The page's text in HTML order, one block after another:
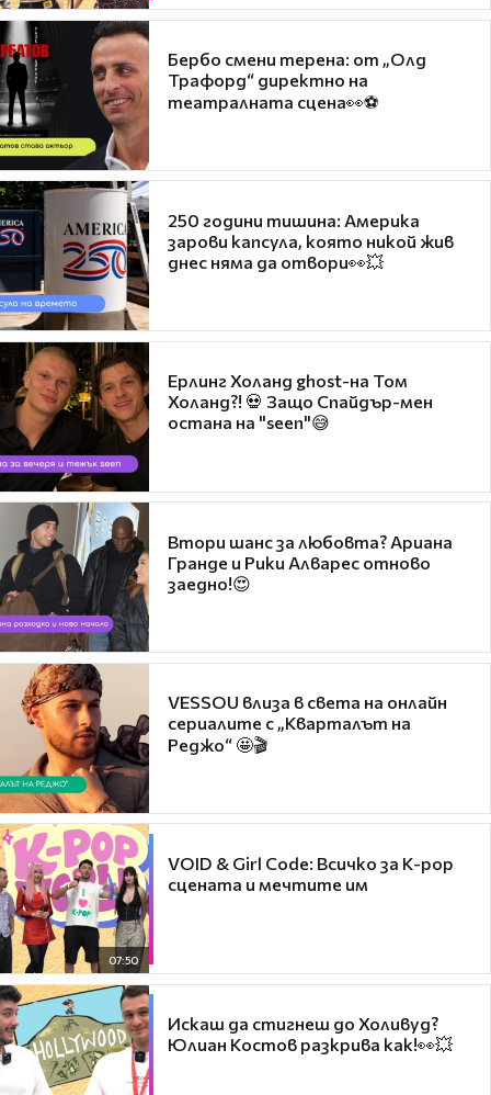
Бербо смени терена: от „Олд
Трафорд“ директно на
театралната сцена👀⚽
250 години тишина: Америка
зарови капсула, която никой жив
днес няма да отвори👀💥
Ерлинг Холанд ghost-на Том
Холанд?! 💀 Защо Спайдър-мен
остана на "seen"😅
Втори шанс за любовта? Ариана
Гранде и Рики Алварес отново
заедно!😍
VESSOU влиза в света на онлайн
сериалите с „Кварталът на
Реджо“ 🤩🎬
07:50
VOID & Girl Code: Всичко за K-pop
сцената и мечтите им
Искаш да стигнеш до Холивуд?
Юлиан Костов разкрива как!👀💥